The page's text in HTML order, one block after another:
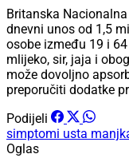
Britanska
dnevni unos od 1,5
osobe između 19 i
mlijeko, sir, jaja i
može dovoljno
preporučiti dodatke
Podijeli
simptomi usta
Oglas